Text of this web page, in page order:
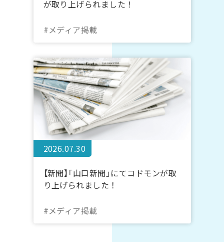
が取り上げられました！
#メディア掲載
2026.07.30
【新聞】「山口新聞」にてコドモンが取
り上げられました！
#メディア掲載